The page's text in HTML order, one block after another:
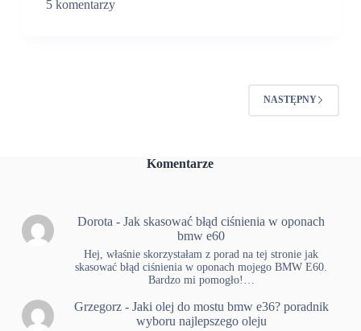
5 komentarzy
NASTĘPNY
Komentarze
Dorota -Jak skasować błąd ciśnienia w oponach
bmw e60
Hej, właśnie skorzystałam z porad na tej stronie jak
skasować błąd ciśnienia w oponach mojego BMW E60.
Bardzo mi pomogło!…
Grzegorz- Jaki olej do mostu bmw e36? poradnik
wyboru najlepszego oleju